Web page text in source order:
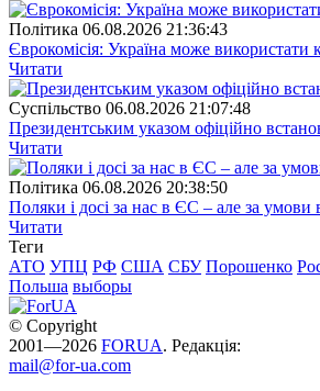
Полiтика 06.08.2026 21:36:43
Єврокомісія: Україна може використати
Читати
Суспiльство 06.08.2026 21:07:48
Президентським указом офіційно
Читати
Полiтика 06.08.2026 20:38:50
Поляки і досі за нас в ЄС – але за
Читати
Теги
АТО УПЦ РФ США СБУ Порошенко
Польша выборы
© Copyright
2001—2026 FORUA. Редакція:
mail@for-ua.com